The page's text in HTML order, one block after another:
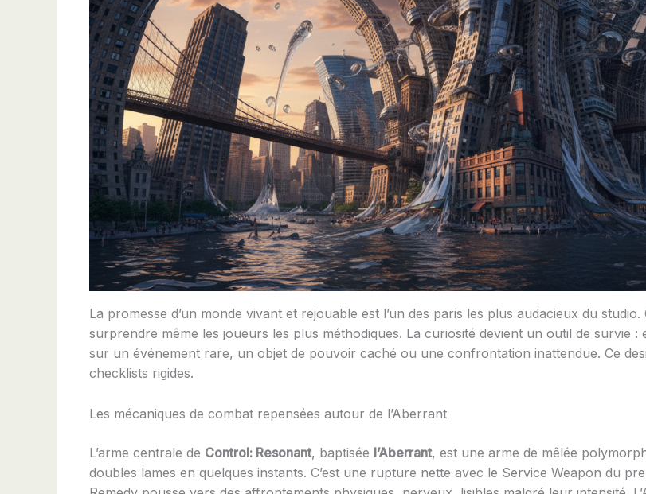
La promesse d’un monde vivant et rejouable est l’un des paris les plus audacieux du
surprendre même les joueurs les plus méthodiques. La curiosité devient un outil de survie
sur un événement rare, un objet de pouvoir caché ou une confrontation inattendue. Ce
checklists rigides.
Les mécaniques de combat repensées autour de l’Aberrant
L’arme centrale de Control: Resonant, baptisée l’Aberrant, est une arme de mêlée
doubles lames en quelques instants. C’est une rupture nette avec le Service Weapon du